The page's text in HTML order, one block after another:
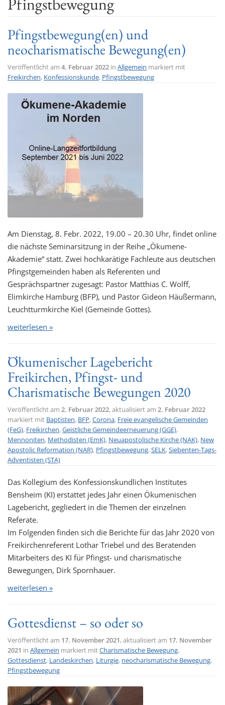
Pfingstbewegung(en) und
neocharismatische Bewegung(en)
Veröffentlicht am 4. Februar 2022 in Allgemein markiert mit
Freikirchen, Konfessionskunde, Pfingstbewegung
Am Dienstag, 8. Febr. 2022, 19.00 – 20.30 Uhr, findet online
die nächste Seminarsitzung in der Reihe „Ökumene-
Akademie“ statt. Zwei hochkarätige Fachleute aus deutschen
Pfingstgemeinden haben als Referenten und
Gesprächspartner zugesagt: Pastor Matthias C. Wolff,
Elimkirche Hamburg (BFP), und Pastor Gideon Häußermann,
Leuchtturmkirche Kiel (Gemeinde Gottes).
weiterlesen »
Ökumenischer Lagebericht
Freikirchen, Pfingst- und
Charismatische Bewegungen 2020
Veröffentlicht am 2. Februar 2022, aktualisiert am 2. Februar 2022
markiert mit Baptisten, BFP,Corona, Freie evangelische Gemeinden
(FeG), Freikirchen,Geistliche Gemeindeerneuerung (GGE),
Mennoniten, Methodisten (EmK), Neuapostolische Kirche (NAK), New
Apostolic Reformation (NAR), Pfingstbewegung,SELK,Siebenten-Tags-
Adventisten (STA)
Das Kollegium des Konfessionskundlichen Institutes
Bensheim (KI) erstattet jedes Jahr einen Ökumenischen
Lagebericht, gegliedert in die Themen der einzelnen
Referate.
Im Folgenden finden sich die Berichte für das Jahr 2020 von
Freikirchenreferent Lothar Triebel und des Beratenden
Mitarbeiters des KI für Pfingst- und charismatische
Bewegungen, Dirk Spornhauer.
weiterlesen »
Gottesdienst – so oder so
Veröffentlicht am 17. November 2021, aktualisiert am 17. November
2021 in Allgemein markiert mitCharismatische Bewegung,
Gottesdienst, Landeskirchen, Liturgie, neocharismatische Bewegung,
Pfingstbewegung